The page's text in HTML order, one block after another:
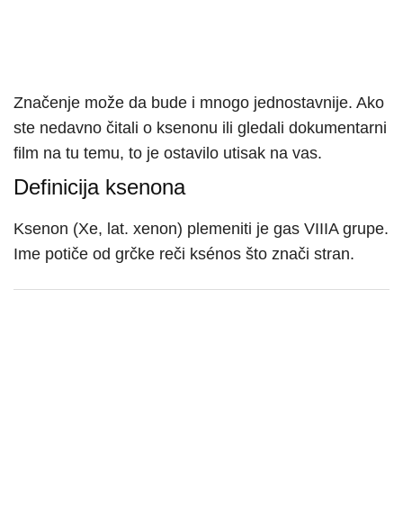
Značenje može da bude i mnogo jednostavnije. Ako
ste nedavno čitali o ksenonu ili gledali dokumentarni
film na tu temu, to je ostavilo utisak na vas.
Definicija ksenona
Ksenon (Xe, lat. xenon) plemeniti je gas VIIIA grupe.
Ime potiče od grčke reči ksénos što znači stran.